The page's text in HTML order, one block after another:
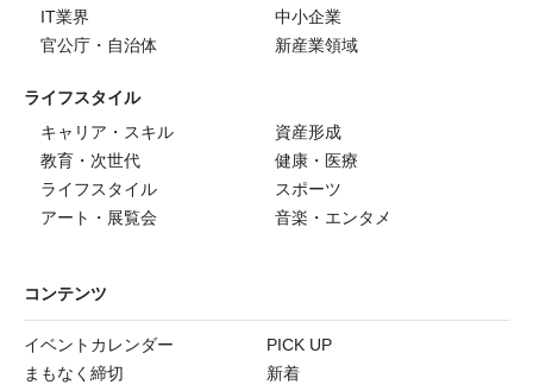
IT業界
中小企業
官公庁・自治体
新産業領域
ライフスタイル
キャリア・スキル
資産形成
教育・次世代
健康・医療
ライフスタイル
スポーツ
アート・展覧会
音楽・エンタメ
コンテンツ
イベントカレンダー
PICK UP
まもなく締切
新着